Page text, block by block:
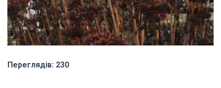
Переглядів: 230